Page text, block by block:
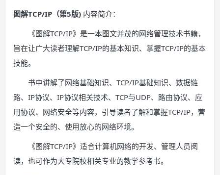
图解TCP/IP（第5版) 内容简介：
《图解TCP/IP》是一本图文并茂的网络管理技术书籍，
旨在让广大读者理解TCP/IP的基本知识、掌握TCP/IP的基本
技能。
书中讲解了网络基础知识、TCP/IP基础知识、数据链
路、IP协议、IP协议相关技术、TCP与UDP、路由协议、应
用协议、网络安全等内容，引导读者了解和掌握TCP/IP，营
造一个安全的、使用放心的网络环境。
《图解TCP/IP》适合计算机网络的开发、管理人员阅
读，也可作为大专院校相关专业的教学参考书。